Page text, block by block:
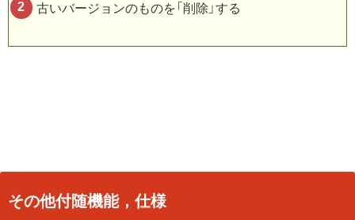
古いバージョンのものを「削除」する
その他付随機能，仕様